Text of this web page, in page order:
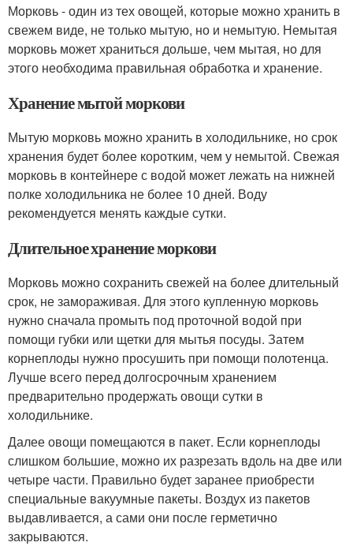
Морковь - один из тех овощей, которые можно хранить в
свежем виде, не только мытую, но и немытую. Немытая
морковь может храниться дольше, чем мытая, но для
этого необходима правильная обработка и хранение.
Хранение мытой моркови
Мытую морковь можно хранить в холодильнике, но срок
хранения будет более коротким, чем у немытой. Свежая
морковь в контейнере с водой может лежать на нижней
полке холодильника не более 10 дней. Воду
рекомендуется менять каждые сутки.
Длительное хранение моркови
Морковь можно сохранить свежей на более длительный
срок, не замораживая. Для этого купленную морковь
нужно сначала промыть под проточной водой при
помощи губки или щетки для мытья посуды. Затем
корнеплоды нужно просушить при помощи полотенца.
Лучше всего перед долгосрочным хранением
предварительно продержать овощи сутки в
холодильнике.
Далее овощи помещаются в пакет. Если корнеплоды
слишком большие, можно их разрезать вдоль на две или
четыре части. Правильно будет заранее приобрести
специальные вакуумные пакеты. Воздух из пакетов
выдавливается, а сами они после герметично
закрываются.